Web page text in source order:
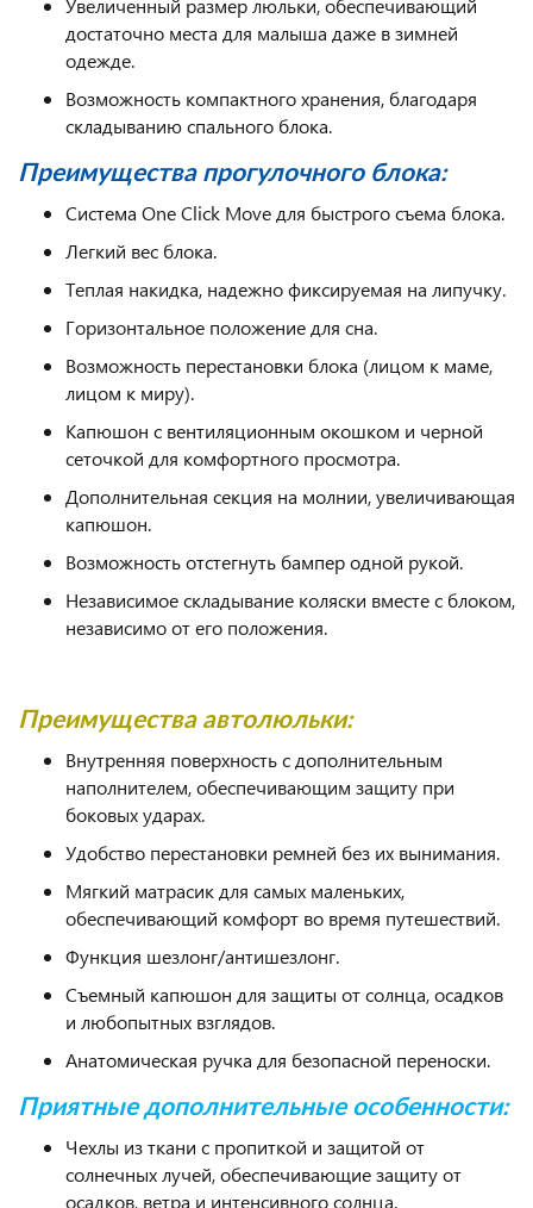
Увеличенный размер люльки, обеспечивающий
достаточно места для малыша даже в зимней
одежде.
Возможность компактного хранения, благодаря
складыванию спального блока.
Преимущества прогулочного блока:
Система One Click Move для быстрого съема блока.
Легкий вес блока.
Теплая накидка, надежно фиксируемая на липучку.
Горизонтальное положение для сна.
Возможность перестановки блока (лицом к маме,
лицом к миру).
Капюшон с вентиляционным окошком и черной
сеточкой для комфортного просмотра.
Дополнительная секция на молнии, увеличивающая
капюшон.
Возможность отстегнуть бампер одной рукой.
Независимое складывание коляски вместе с блоком,
независимо от его положения.
Преимущества автолюльки:
Внутренняя поверхность с дополнительным
наполнителем, обеспечивающим защиту при
боковых ударах.
Удобство перестановки ремней без их вынимания.
Мягкий матрасик для самых маленьких,
обеспечивающий комфорт во время путешествий.
Функция шезлонг/антишезлонг.
Съемный капюшон для защиты от солнца, осадков
и любопытных взглядов.
Анатомическая ручка для безопасной переноски.
Приятные дополнительные особенности:
Чехлы из ткани с пропиткой и защитой от
солнечных лучей, обеспечивающие защиту от
осадков, ветра и интенсивного солнца.